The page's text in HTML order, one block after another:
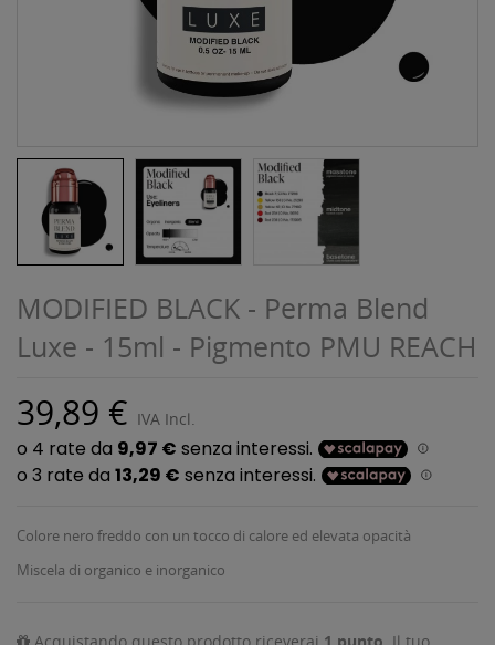
MODIFIED BLACK - Perma Blend
Luxe - 15ml - Pigmento PMU REACH
39,89 € IVA Incl.
Colore nero freddo con un tocco di calore ed elevata opacità
Miscela di organico e inorganico
Acquistando questo prodotto riceverai 1 punto . Il tuo